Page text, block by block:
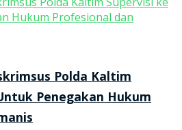
Polda Kaltim
Penegakan Hukum